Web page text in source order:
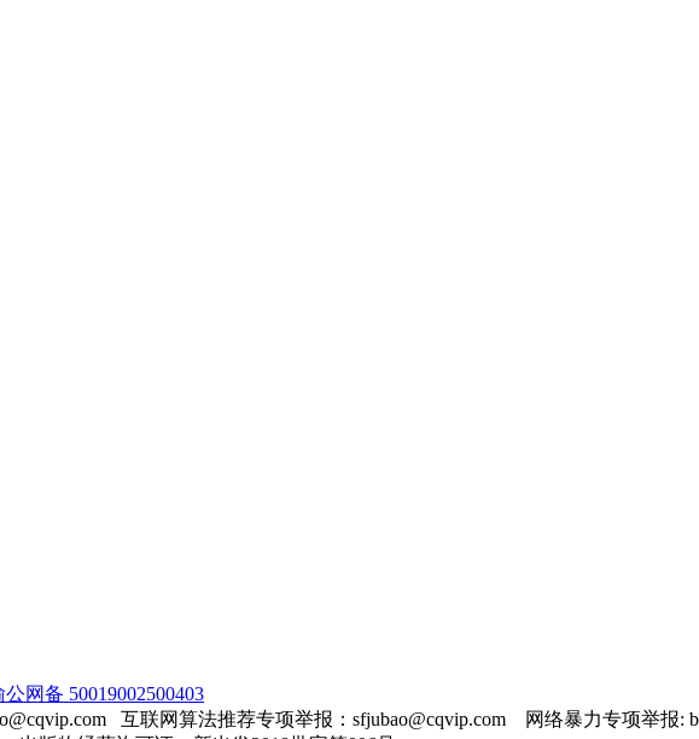
公网备 50019002500403
互联网算法推荐专项举报：sfjubao@cqvip.com 网络暴力专项举报: